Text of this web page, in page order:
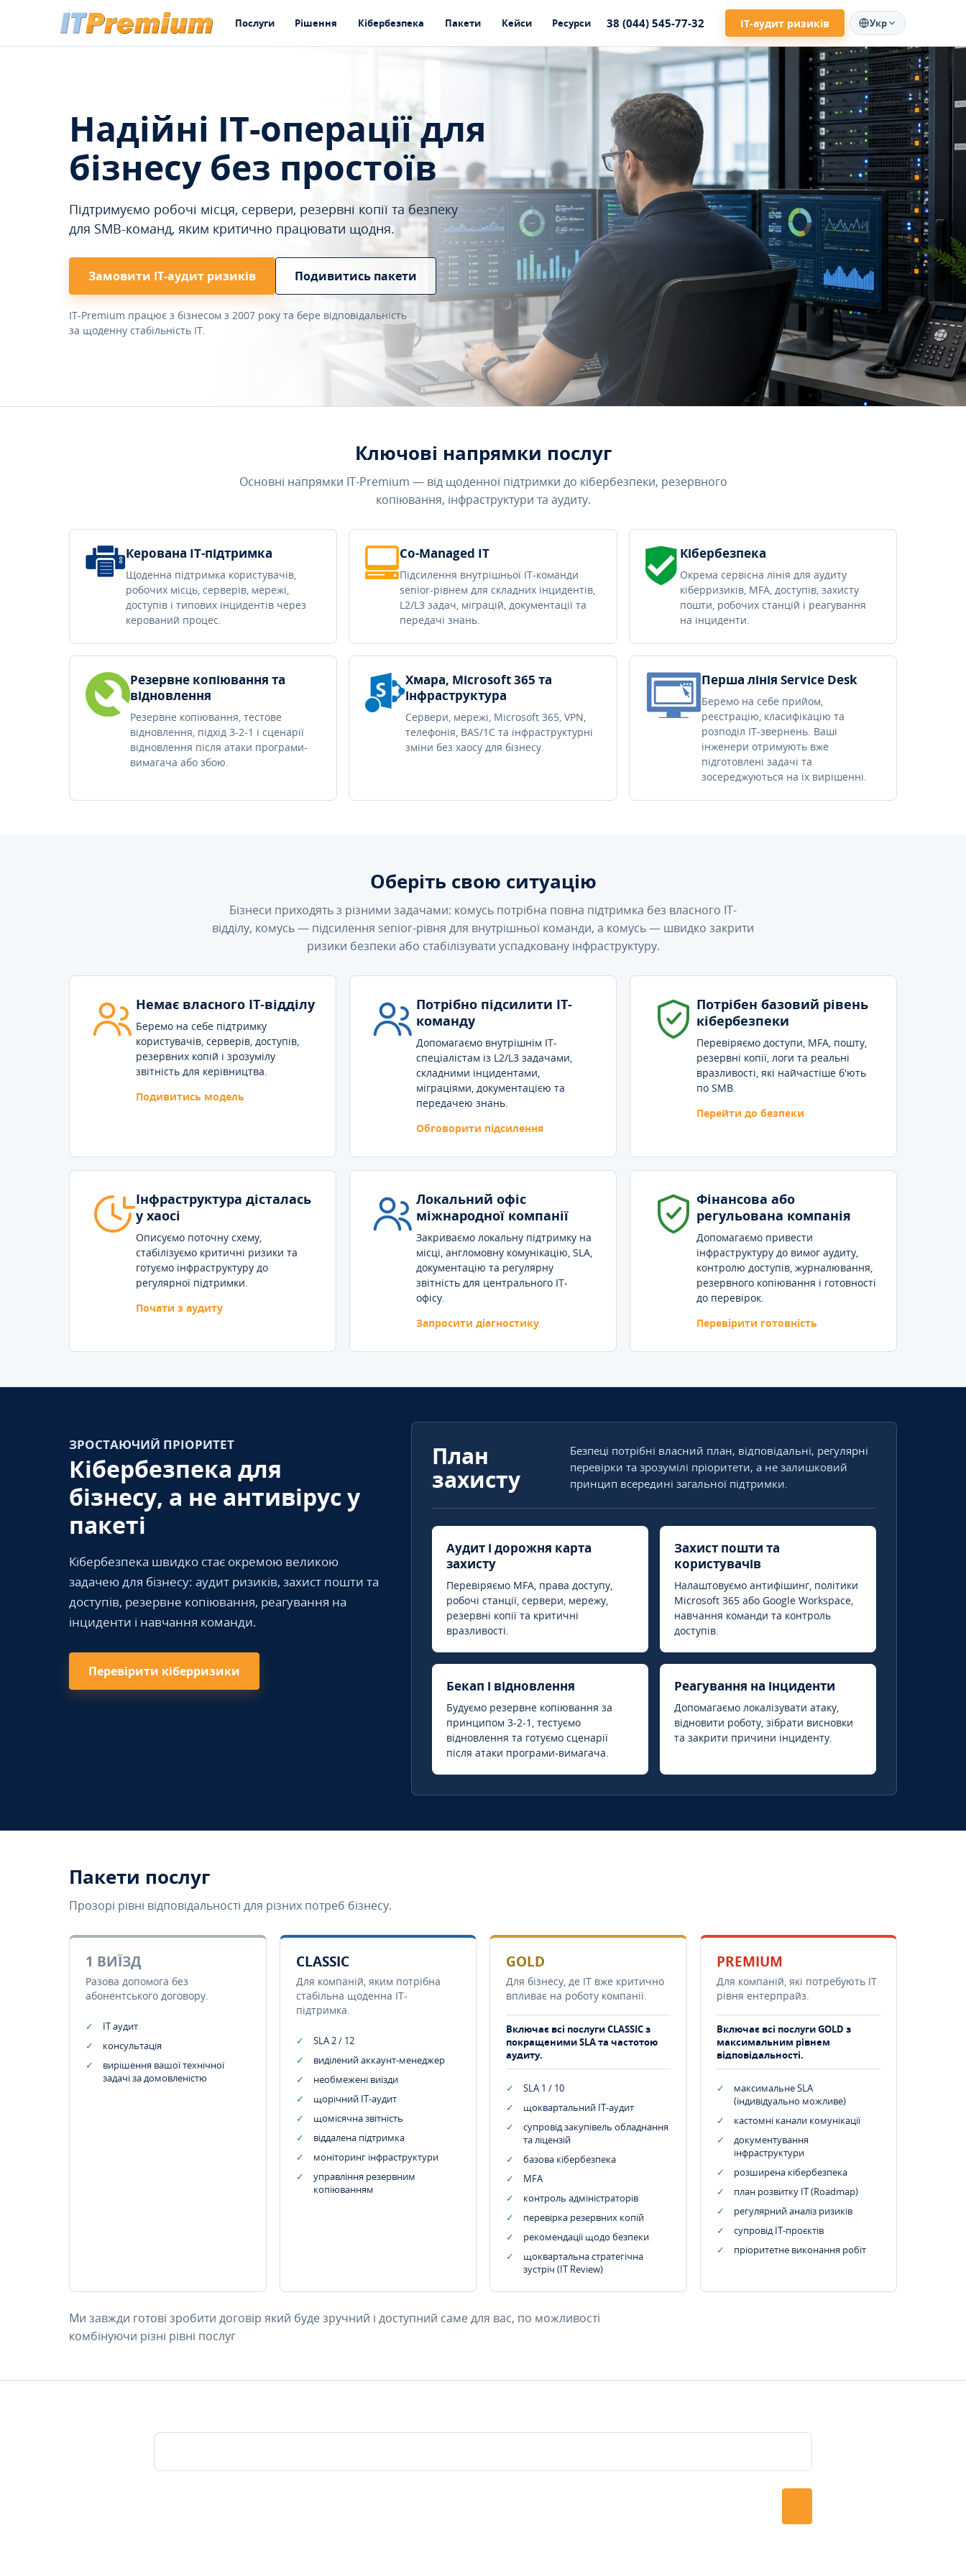
Послуги Рішення Кібербезпека Пакети Кейси Ресурси 38 (044) 545-77-32 ІТ-аудит ризиків Укр
Надійні IT-операції для
бізнесу без простоїв
Підтримуємо робочі місця, сервери, резервні копії та безпеку
для SMB-команд, яким критично працювати щодня.
Замовити ІТ-аудит ризиків Подивитись пакети
IT-Premium працює з бізнесом з 2007 року та бере відповідальність
за щоденну стабільність IT.
Ключові напрямки послуг
Основні напрямки IT-Premium — від щоденної підтримки до кібербезпеки, резервного
копіювання, інфраструктури та аудиту.
Керована IT-підтримка
Щоденна підтримка користувачів,
робочих місць, серверів, мережі,
доступів і типових інцидентів через
керований процес.
Co-Managed IT
Підсилення внутрішньої IT-команди
senior-рівнем для складних інцидентів,
L2/L3 задач, міграцій, документації та
передачі знань.
Кібербезпека
Окрема сервісна лінія для аудиту
кіберризиків, MFA, доступів, захисту
пошти, робочих станцій і реагування
на інциденти.
Резервне копіювання та
відновлення
Резервне копіювання, тестове
відновлення, підхід 3-2-1 і сценарії
відновлення після атаки програми-
вимагача або збою.
Хмара, Microsoft 365 та
інфраструктура
Сервери, мережі, Microsoft 365, VPN,
телефонія, BAS/1C та інфраструктурні
зміни без хаосу для бізнесу.
Перша лінія Service Desk
Беремо на себе прийом,
реєстрацію, класифікацію та
розподіл IT-звернень. Ваші
інженери отримують вже
підготовлені задачі та
зосереджуються на їх вирішенні.
Оберіть свою ситуацію
Бізнеси приходять з різними задачами: комусь потрібна повна підтримка без власного IT-
відділу, комусь — підсилення senior-рівня для внутрішньої команди, а комусь — швидко закрити
ризики безпеки або стабілізувати успадковану інфраструктуру.
Немає власного IT-відділу
Беремо на себе підтримку
користувачів, серверів, доступів,
резервних копій і зрозумілу
звітність для керівництва.
Подивитись модель
Потрібно підсилити IT-
команду
Допомагаємо внутрішнім IT-
спеціалістам із L2/L3 задачами,
складними інцидентами,
міграціями, документацією та
передачею знань.
Обговорити підсилення
Потрібен базовий рівень
кібербезпеки
Перевіряємо доступи, MFA, пошту,
резервні копії, логи та реальні
вразливості, які найчастіше б'ють
по SMB.
Перейти до безпеки
Інфраструктура дісталась
у хаосі
Описуємо поточну схему,
стабілізуємо критичні ризики та
готуємо інфраструктуру до
регулярної підтримки.
Почати з аудиту
Локальний офіс
міжнародної компанії
Закриваємо локальну підтримку на
місці, англомовну комунікацію, SLA,
документацію та регулярну
звітність для центрального IT-
офісу.
Запросити діагностику
Фінансова або
регульована компанія
Допомагаємо привести
інфраструктуру до вимог аудиту,
контролю доступів, журналювання,
резервного копіювання і готовності
до перевірок.
Перевірити готовність
ЗРОСТАЮЧИЙ ПРІОРИТЕТ
Кібербезпека для
бізнесу, а не антивірус у
пакеті
Кібербезпека швидко стає окремою великою
задачею для бізнесу: аудит ризиків, захист пошти та
доступів, резервне копіювання, реагування на
інциденти і навчання команди.
Перевірити кіберризики
План
захисту
Безпеці потрібні власний план, відповідальні, регулярні
перевірки та зрозумілі пріоритети, а не залишковий
принцип всередині загальної підтримки.
Аудит і дорожня карта
захисту
Перевіряємо MFA, права доступу,
робочі станції, сервери, мережу,
резервні копії та критичні
вразливості.
Захист пошти та
користувачів
Налаштовуємо антифішинг, політики
Microsoft 365 або Google Workspace,
навчання команди та контроль
доступів.
Бекап і відновлення
Будуємо резервне копіювання за
принципом 3-2-1, тестуємо
відновлення та готуємо сценарії
після атаки програми-вимагача.
Реагування на інциденти
Допомагаємо локалізувати атаку,
відновити роботу, зібрати висновки
та закрити причини інциденту.
Пакети послуг
Прозорі рівні відповідальності для різних потреб бізнесу.
1 ВИЇЗД
Разова допомога без
абонентського договору.
IT аудит
консультація
вирішення вашої технічної
задачі за домовленістю
CLASSIC
Для компаній, яким потрібна
стабільна щоденна IT-
підтримка.
SLA 2 / 12
виділений аккаунт-менеджер
необмежені виїзди
щорічний IT-аудит
щомісячна звітність
віддалена підтримка
моніторинг інфраструктури
управління резервним
копіюванням
GOLD
Для бізнесу, де IT вже критично
впливає на роботу компанії.
Включає всі послуги CLASSIC з
покращеними SLA та частотою
аудиту.
SLA 1 / 10
щоквартальний IT-аудит
супровід закупівель обладнання
та ліцензій
базова кібербезпека
MFA
контроль адміністраторів
перевірка резервних копій
рекомендації щодо безпеки
щоквартальна стратегічна
зустріч (IT Review)
PREMIUM
Для компаній, які потребують ІТ
рівня ентерпрайз.
Включає всі послуги GOLD з
максимальним рівнем
відповідальності.
максимальне SLA
(індивідуально можливе)
кастомні канали комунікації
документування
інфраструктури
розширена кібербезпека
план розвитку IT (Roadmap)
регулярний аналіз ризиків
супровід ІТ-проєктів
пріоритетне виконання робіт
Ми завжди готові зробити договір який буде зручний і доступний саме для вас, по можливості
комбінуючи різні рівні послуг